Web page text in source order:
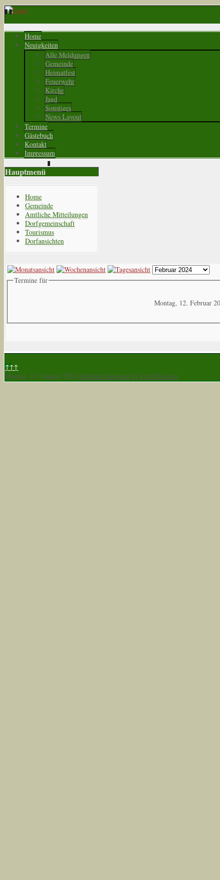
Home
Neuigkeiten
Alle Meldungen
Gemeinde
Heimatfest
Feuerwehr
Kirche
Jagd
Sonstiges
News Layout
Termine
Gästebuch
Kontakt
Impressum
Hauptmenü
Home
Gemeinde
Amtliche Mitteilungen
Dorfgemeinschaft
Tourismus
Dorfansichten
Termine für
Montag, 12. Februar
↑↑↑
Montag, 10. August 2026 Template designed by LernVid.com